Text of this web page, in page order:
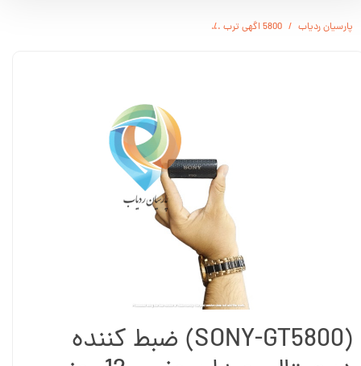
پارسیان ردیاب 5800 اگهی ترب
(SONY-GT5800) ضبط کننده